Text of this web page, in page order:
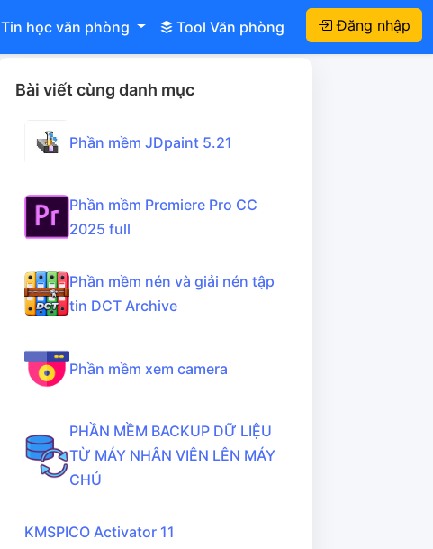
Tin học văn phòng Tool Văn phòng Đăng nhập
Bài viết cùng danh mục
Phần mềm JDpaint 5.21
Phần mềm Premiere Pro CC
2025 full
Phần mềm nén và giải nén tập
tin DCT Archive
Phần mềm xem camera
PHẦN MỀM BACKUP DỮ LIỆU
TỪ MÁY NHÂN VIÊN LÊN MÁY
CHỦ
KMSPICO Activator 11